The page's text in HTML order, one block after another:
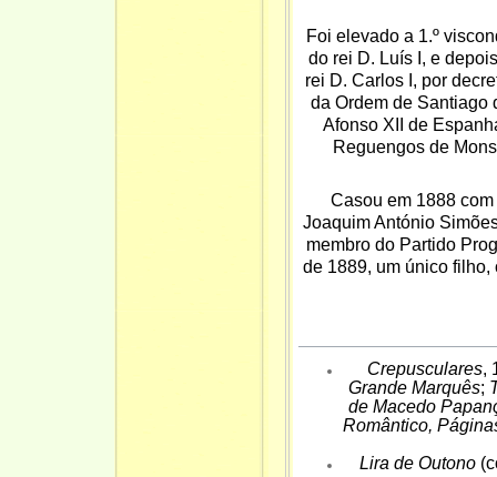
Foi elevado a 1.º
do rei D. Luís I , e
rei D. Carlos I , por
da Ordem de Santiago
Afonso XII
de
Reguengos de
Casou em 1888
Joaquim António
membro do Partido
de 1889, um único
Crepusculares,
Grande Marquês;
de Macedo
Romântico,
Lira de Outono